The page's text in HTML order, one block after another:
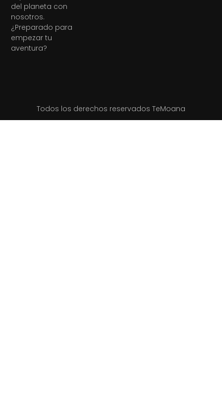
del planeta con
nosotros.
¿Preparado para
empezar tu
aventura?
Todos los derechos reservados TeMoana